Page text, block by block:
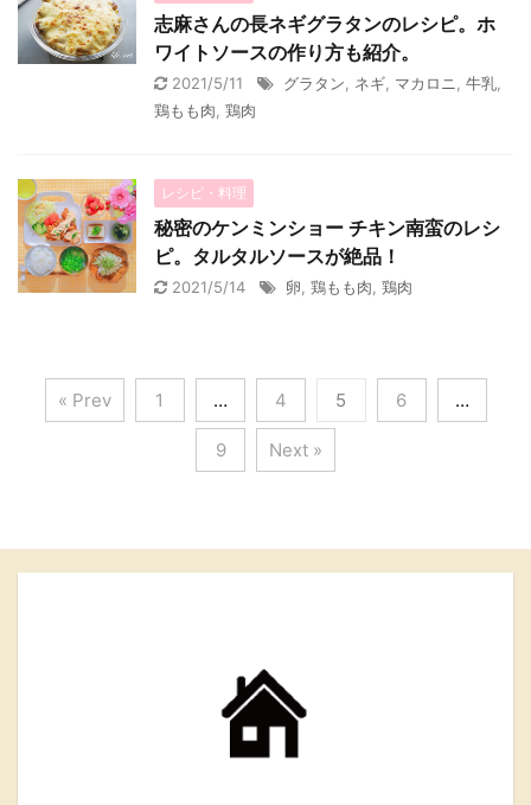
志麻さんの長ネギグラタンのレシピ。ホ
ワイトソースの作り方も紹介。
2021/5/11 グラタン ネギ マカロニ 牛乳
鶏もも肉 鶏肉
レシピ・料理
秘密のケンミンショー チキン南蛮のレシ
ピ。タルタルソースが絶品！
2021/5/14 卵 鶏もも肉 鶏肉
« Prev 1 … 4 5 6 …
9 Next »